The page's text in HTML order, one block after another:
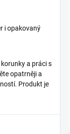
i opakovaný
a práci s
opatrněji a
Produkt je